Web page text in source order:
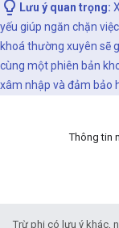
Lưu ý quan trọng:
yếu giúp ngăn chặn
khoá thường xuyên sẽ
cùng một phiên bản
xâm nhập và đảm bảo
Thông tin
Trừ phi có lưu ý khác,